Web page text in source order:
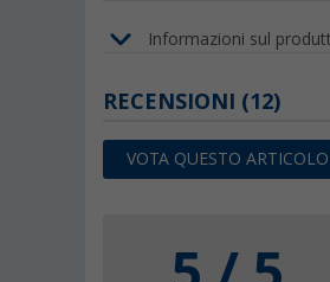
Informazioni sul
RECENSIONI (12)
VOTA QUESTO ARTICOLO